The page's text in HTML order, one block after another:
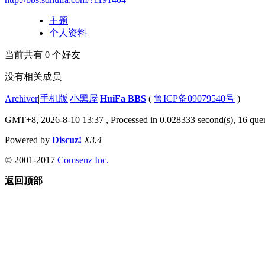
主题
个人资料
当前共有 0 个好友
没有相关成员
Archiver|手机版|小黑屋|HuiFa BBS ( 鲁ICP备09079540号 )
GMT+8, 2026-8-10 13:37 , Processed in 0.028333 second(s), 16
Powered by Discuz! X3.4
© 2001-2017 Comsenz Inc.
返回顶部